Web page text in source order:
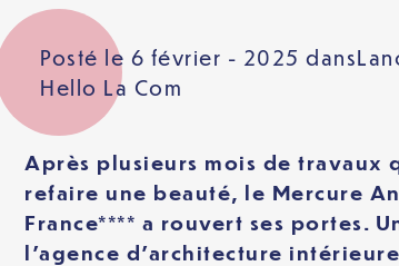
Posté le 6 février - 2025 dans
Hello La Com
Après plusieurs mois de travaux
refaire une beauté, le Mercure
France**** a rouvert ses portes.
l’agence d’architecture